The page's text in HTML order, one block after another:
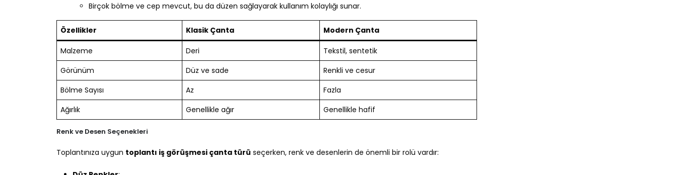
Birçok bölme ve cep mevcut, bu da düzen sağlayarak kullanım kolaylığı sunar.
Özellikler Klasik Çanta Modern Çanta
Malzeme Deri
Tekstil, sentetik
Görünüm
Düz ve sade
Renkli ve cesur
Bölme Sayısı
Az
Fazla
Ağırlık
Genellikle ağır Genellikle hafif
Renk ve Desen Seçenekleri
Toplantınıza uygun toplantı iş görüşmesi çanta türü seçerken, renk ve desenlerin de önemli bir rolü vardır: